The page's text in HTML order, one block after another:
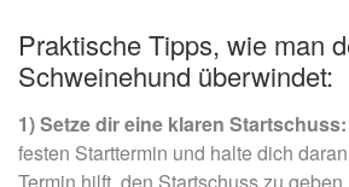
Praktische Tipps, wie man
Schweinehund überwindet:
1) Setze dir eine klaren Startschuss:
festen Starttermin und halte dich